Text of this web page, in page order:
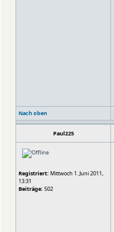
Nach oben
Paul225
Registriert: Mittwoch 1. Juni 2011,
13:31
Beiträge: 502